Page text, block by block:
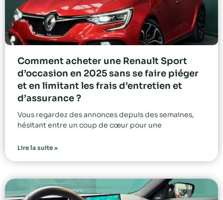
Comment acheter une Renault Sport
d’occasion en 2025 sans se faire piéger
et en limitant les frais d’entretien et
d’assurance ?
Vous regardez des annonces depuis des semaines,
hésitant entre un coup de cœur pour une
Lire la suite »